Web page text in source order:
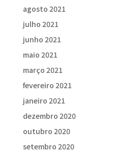
agosto 2021
julho 2021
junho 2021
maio 2021
março 2021
fevereiro 2021
janeiro 2021
dezembro 2020
outubro 2020
setembro 2020